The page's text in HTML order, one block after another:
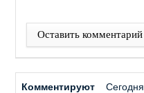
Оставить комментарий
Комментируют Сегодня